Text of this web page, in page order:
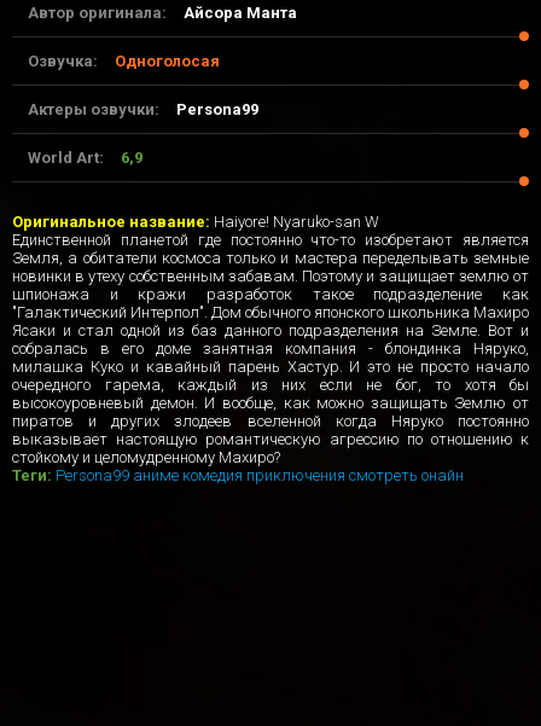
Автор оригинала: Айсора Манта
Озвучка: Одноголосая
Актеры озвучки: Persona99
World Art:
6,9
Оригинальное название: Haiyore! Nyaruko-san W
Единственной планетой где постоянно что-то изобретают является
Земля, а обитатели космоса только и мастера переделывать земные
новинки в утеху собственным забавам. Поэтому и защищает землю от
шпионажа и кражи разработок такое подразделение как
"Галактический Интерпол". Дом обычного японского школьника Махиро
Ясаки и стал одной из баз данного подразделения на Земле. Вот и
собралась в его доме занятная компания - блондинка Няруко,
милашка Куко и кавайный парень Хастур. И это не просто начало
очередного гарема, каждый из них если не бог, то хотя бы
высокоуровневый демон. И вообще, как можно защищать Землю от
пиратов и других злодеев вселенной когда Няруко постоянно
выказывает настоящую романтическую агрессию по отношению к
стойкому и целомудренному Махиро?
Теги: Persona99 аниме комедия приключения смотреть онайн